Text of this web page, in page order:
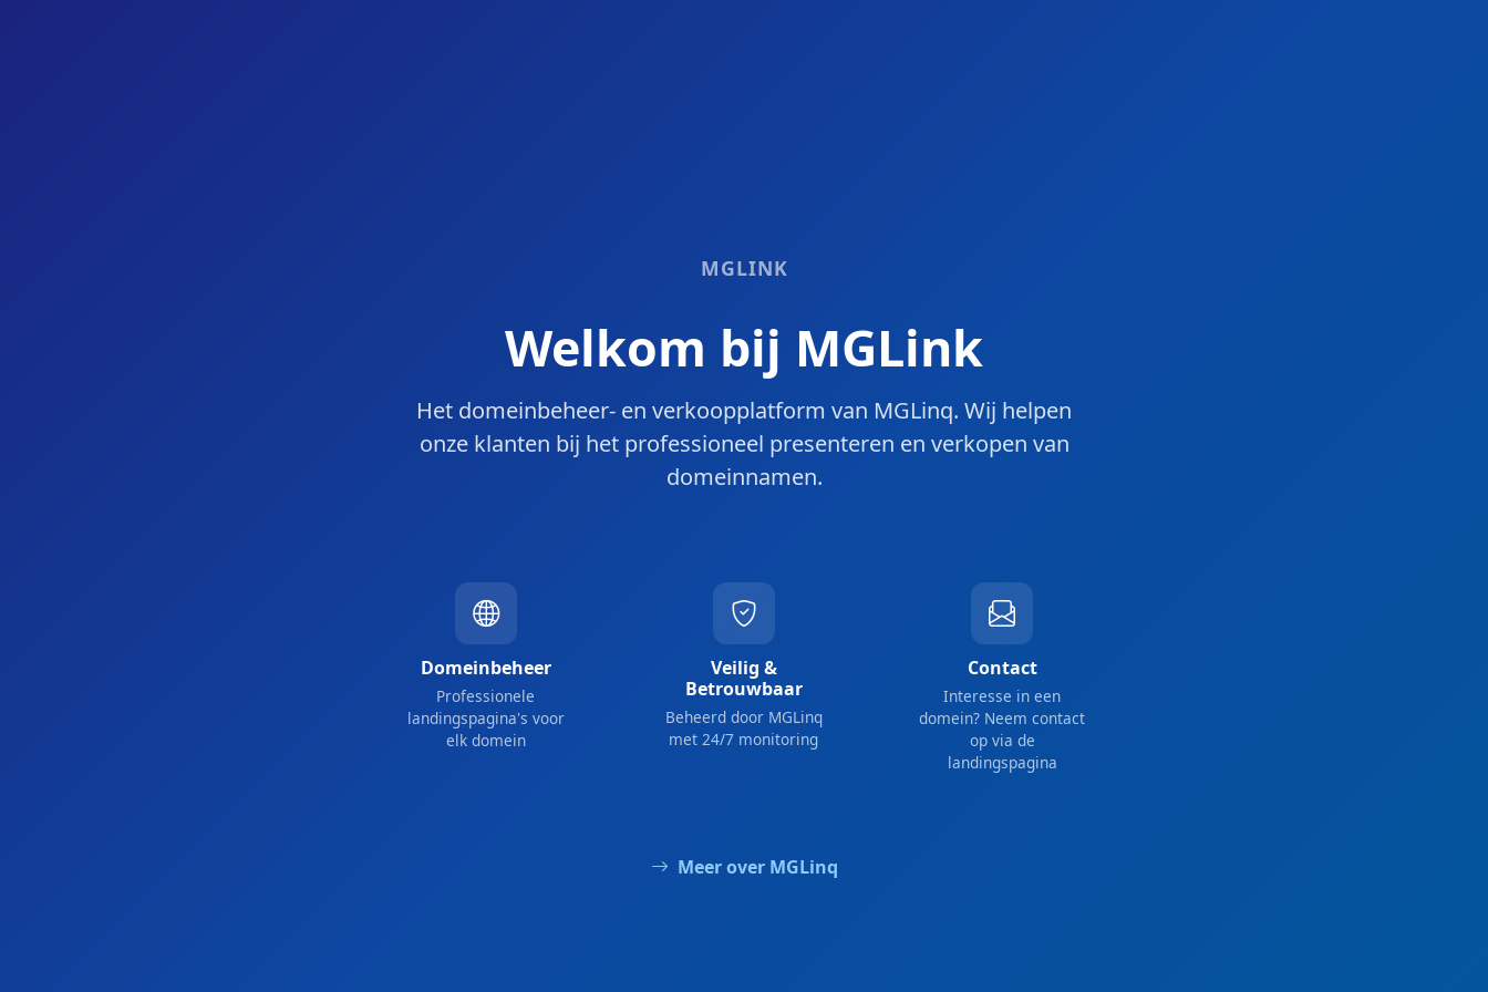
MGLINK
Welkom bij MGLink
Het domeinbeheer- en verkoopplatform van MGLinq. Wij helpen
onze klanten bij het professioneel presenteren en verkopen van
domeinnamen.
Domeinbeheer
Professionele
landingspagina's voor
elk domein
Veilig &
Betrouwbaar
Beheerd door MGLinq
met 24/7 monitoring
Contact
Interesse in een
domein? Neem contact
op via de
landingspagina
Meer over MGLinq